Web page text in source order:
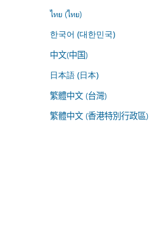
ไทย (ไทย)
한국어 (대한민국)
中文(中国)
日本語 (日本)
繁體中文 (台灣)
繁體中文 (香港特別行政區)